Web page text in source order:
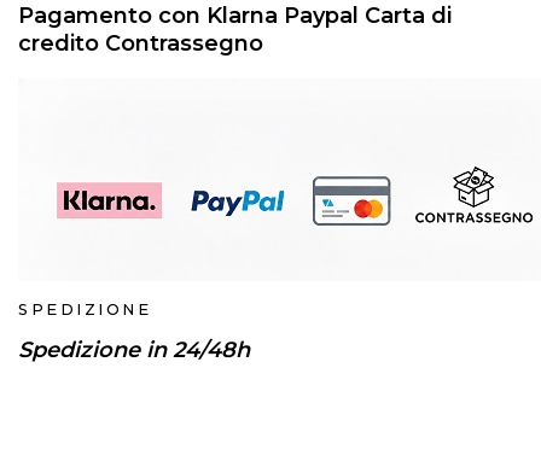
Pagamento con Klarna Paypal Carta di
credito Contrassegno
SPEDIZIONE
Spedizione in 24/48h